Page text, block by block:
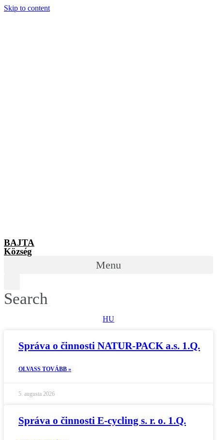
Skip to content
BAJTA
Község
Menu
Search
HU
Správa o činnosti NATUR-PACK a.s. 1.Q.
OLVASS TOVÁBB »
5. augusta 2026
Správa o činnosti E-cycling s. r. o. 1.Q.